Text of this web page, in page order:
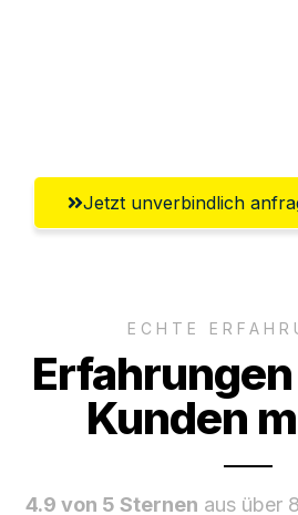
Jetzt unverbindlich
ECHTE
Kunden
4.9 von 5 Sternen aus über